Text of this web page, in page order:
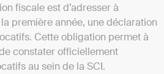
fiscale est d’adresser à
première année, une déclaration
Cette obligation permet à
constater officiellement
au sein de la SCI​​.